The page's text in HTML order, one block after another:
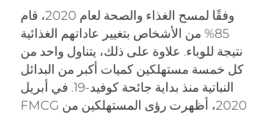
وفقًا لمسح الغذاء والصحة لعام 2020، قام
85% من الأشخاص بتغيير عاداتهم الغذائية
نتيجة للوباء. علاوة على ذلك، يتناول واحد من
كل خمسة مستهلكين كميات أكبر من البدائل
النباتية منذ بداية جائحة كوفيد-19. في أبريل
2020، أظهرت رؤى المستهلكين من FMCG